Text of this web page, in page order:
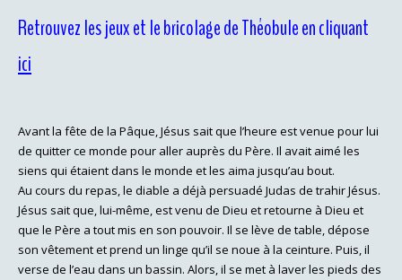
Retrouvez les jeux et le bricolage de Théobule en cliquant
ici
Avant la fête de la Pâque, Jésus sait que l’heure est venue pour lui
de quitter ce monde pour aller auprès du Père. Il avait aimé les
siens qui étaient dans le monde et les aima jusqu’au bout.
Au cours du repas, le diable a déjà persuadé Judas de trahir Jésus.
Jésus sait que, lui-même, est venu de Dieu et retourne à Dieu et
que le Père a tout mis en son pouvoir. Il se lève de table, dépose
son vêtement et prend un linge qu’il se noue à la ceinture. Puis, il
verse de l’eau dans un bassin. Alors, il se met à laver les pieds des